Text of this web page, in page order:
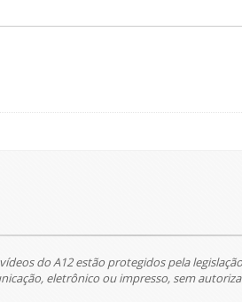
do A12 estão protegidos pela
eletrônico ou impresso, sem